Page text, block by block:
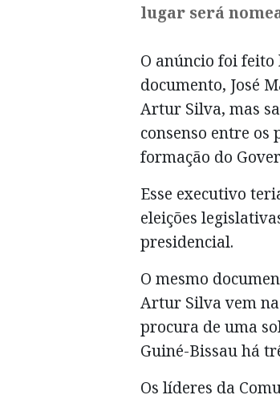
lugar será
O anúncio foi feito
documento, José
Artur Silva, mas
consenso entre
formação do
Esse executivo
eleições
presidencial.
O mesmo
Artur Silva vem
procura de uma
Guiné-Bissau há
Os líderes da